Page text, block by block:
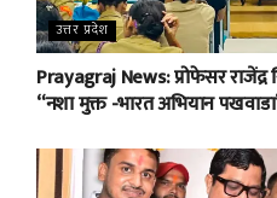
उत्तर प्रदेश
Prayagraj News: प्रोफेसर राजेंद्र
“नशा मुक्त -भारत अभियान